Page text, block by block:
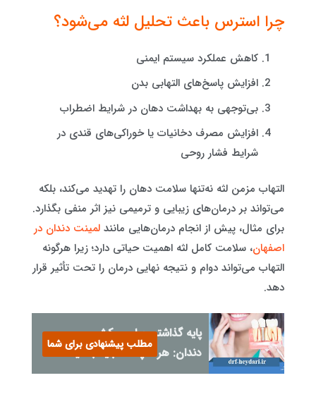
چرا استرس باعث تحلیل لثه می‌شود؟
کاهش عملکرد سیستم ایمنی
افزایش پاسخ‌های التهابی بدن
بی‌توجهی به بهداشت دهان در شرایط اضطراب
افزایش مصرف دخانیات یا خوراکی‌های قندی در
شرایط فشار روحی
التهاب مزمن لثه نه‌تنها سلامت دهان را تهدید می‌کند، بلکه
می‌تواند بر درمان‌های زیبایی و ترمیمی نیز اثر منفی بگذارد.
برای مثال، پیش از انجام درمان‌هایی مانند لمینت دندان در
اصفهان، سلامت کامل لثه اهمیت حیاتی دارد؛ زیرا هرگونه
التهاب می‌تواند دوام و نتیجه نهایی درمان را تحت تأثیر قرار
دهد.
پایه گذاشتن برای روکش
دندان: هر آنچه که باید بدانید
مطلب پیشنهادی برای شما